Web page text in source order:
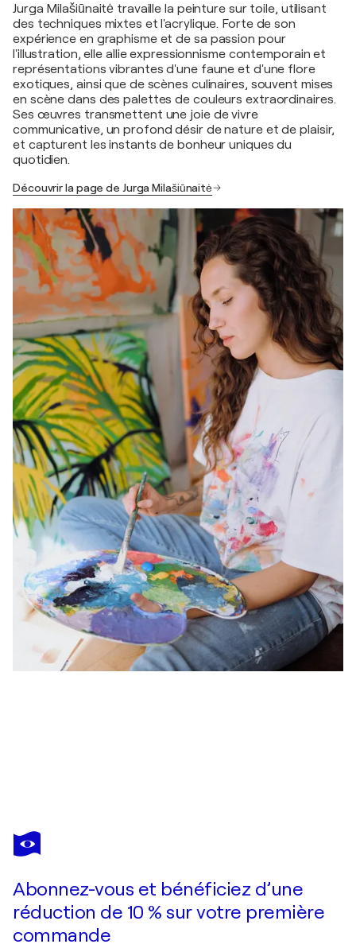
Jurga Milašiūnaitė travaille la peinture sur toile, utilisant
des techniques mixtes et l'acrylique. Forte de son
expérience en graphisme et de sa passion pour
l'illustration, elle allie expressionnisme contemporain et
représentations vibrantes d'une faune et d'une flore
exotiques, ainsi que de scènes culinaires, souvent mises
en scène dans des palettes de couleurs extraordinaires.
Ses œuvres transmettent une joie de vivre
communicative, un profond désir de nature et de plaisir,
et capturent les instants de bonheur uniques du
quotidien.
Découvrir la page de Jurga Milašiūnaitė
JURGA MILAŠIŪNAITĖ
Palmenblätter
Abonnez-vous et bénéficiez d’une
réduction de 10 % sur votre première
commande